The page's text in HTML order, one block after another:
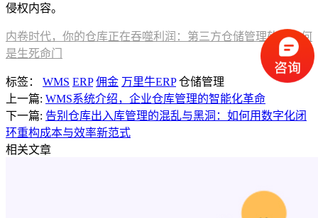
侵权内容。
内卷时代，你的仓库正在吞噬利润：第三方仓储管理软件为何
是生死命门
标签： WMS ERP 佣金 万里牛ERP 仓储管理
上一篇: WMS系统介绍，企业仓库管理的智能化革命
下一篇: 告别仓库出入库管理的混乱与黑洞：如何用数字化闭
环重构成本与效率新范式
相关文章